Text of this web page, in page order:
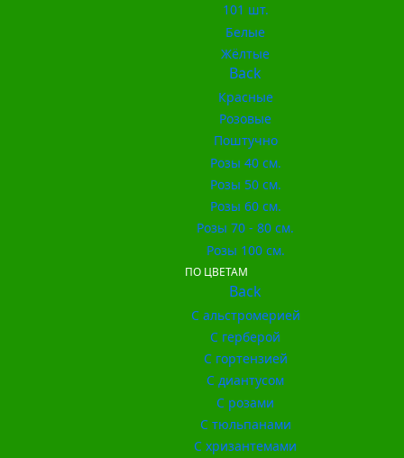
101 шт.
Белые
Жёлтые
Back
Красные
Розовые
Поштучно
Розы 40 см.
Розы 50 см.
Розы 60 см.
Розы 70 - 80 см.
Розы 100 см.
ПО ЦВЕТАМ
Back
С альстромерией
С герберой
С гортензией
С диантусом
С розами
С тюльпанами
С хризантемами